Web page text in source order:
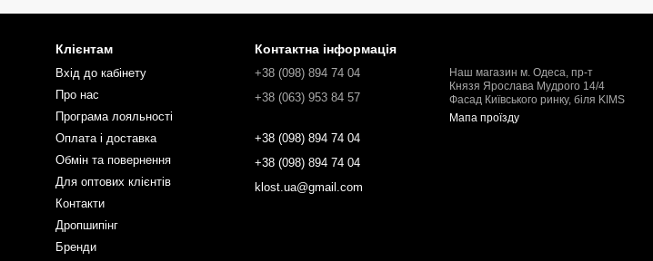
Клієнтам
Вхід до кабінету
Про нас
Програма лояльності
Оплата і доставка
Обмін та повернення
Для оптових клієнтів
Контакти
Дропшипінг
Бренди
Контактна інформація
+38 (098) 894 74 04
+38 (063) 953 84 57
+38 (098) 894 74 04
+38 (098) 894 74 04
klost.ua@gmail.com
Наш магазин м. Одеса, пр-т
Князя Ярослава Мудрого 14/4
Фасад Київського ринку, біля KIMS
Мапа проїзду